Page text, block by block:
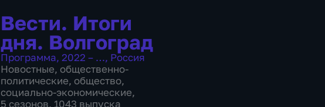
Вести. Итоги
дня. Волгоград
Программа, 2022 – …, Россия
Новостные, общественно-
политические, общество,
социально-экономические,
5 сезонов, 1043 выпуска